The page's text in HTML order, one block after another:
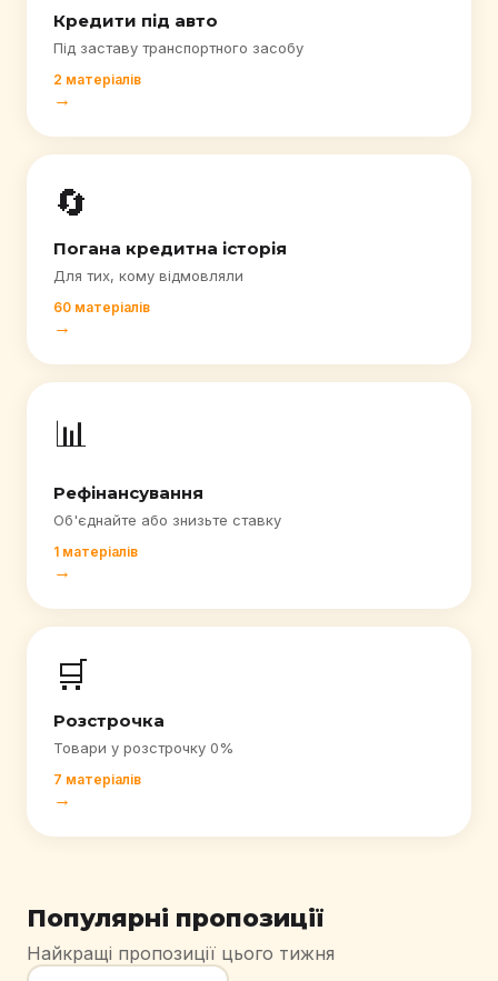
Кредити під авто
Під заставу транспортного засобу
2 матеріалів
→
🔄
Погана кредитна історія
Для тих, кому відмовляли
60 матеріалів
→
📊
Рефінансування
Об'єднайте або знизьте ставку
1 матеріалів
→
🛒
Розстрочка
Товари у розстрочку 0%
7 матеріалів
→
Популярні пропозиції
Найкращі пропозиції цього тижня